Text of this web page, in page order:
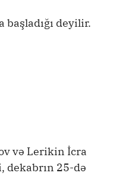
deyilir.
və Lerikin İcra
dekabrın 25-də